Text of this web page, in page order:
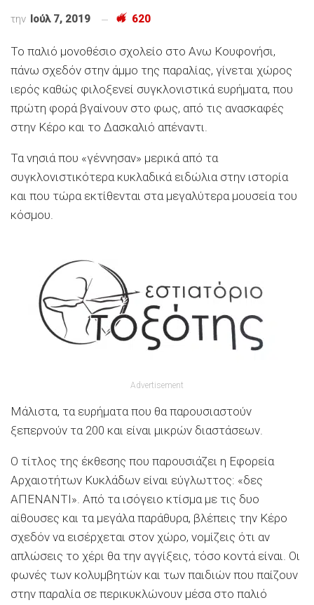
την Ιούλ 7, 2019 620
Το παλιό μονοθέσιο σχολείο στο Ανω Κουφονήσι,
πάνω σχεδόν στην άμμο της παραλίας, γίνεται χώρος
ιερός καθώς φιλοξενεί συγκλονιστικά ευρήματα, που
πρώτη φορά βγαίνουν στο φως, από τις ανασκαφές
στην Κέρο και το Δασκαλιό απέναντι.
Τα νησιά που «γέννησαν» μερικά από τα
συγκλονιστικότερα κυκλαδικά ειδώλια στην ιστορία
και που τώρα εκτίθενται στα μεγαλύτερα μουσεία του
κόσμου.
Advertisement
Μάλιστα, τα ευρήματα που θα παρουσιαστούν
ξεπερνούν τα 200 και είναι μικρών διαστάσεων.
Ο τίτλος της έκθεσης που παρουσιάζει η Εφορεία
Αρχαιοτήτων Κυκλάδων είναι εύγλωττος: «δες
ΑΠΕΝΑΝΤΙ». Από τα ισόγειο κτίσμα με τις δυο
αίθουσες και τα μεγάλα παράθυρα, βλέπεις την Κέρο
σχεδόν να εισέρχεται στον χώρο, νομίζεις ότι αν
απλώσεις το χέρι θα την αγγίξεις, τόσο κοντά είναι. Οι
φωνές των κολυμβητών και των παιδιών που παίζουν
στην παραλία σε περικυκλώνουν μέσα στο παλιό